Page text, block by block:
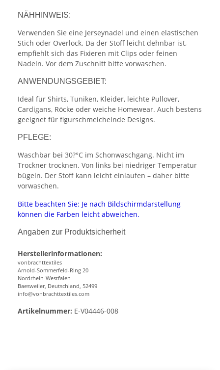
NÄHHINWEIS:
Verwenden Sie eine Jerseynadel und einen elastischen
Stich oder Overlock. Da der Stoff leicht dehnbar ist,
empfiehlt sich das Fixieren mit Clips oder feinen
Nadeln. Vor dem Zuschnitt bitte vorwaschen.
ANWENDUNGSGEBIET:
Ideal für Shirts, Tuniken, Kleider, leichte Pullover,
Cardigans, Röcke oder weiche Homewear. Auch bestens
geeignet für figurschmeichelnde Designs.
PFLEGE:
Waschbar bei 30?°C im Schonwaschgang. Nicht im
Trockner trocknen. Von links bei niedriger Temperatur
bügeln. Der Stoff kann leicht einlaufen – daher bitte
vorwaschen.
Bitte beachten Sie: Je nach Bildschirmdarstellung
können die Farben leicht abweichen.
Angaben zur Produktsicherheit
Herstellerinformationen:
vonbrachttextiles
Arnold-Sommerfeld-Ring 20
Nordrhein-Westfalen
Baesweiler, Deutschland, 52499
info@vonbrachttextiles.com
Artikelnummer: E-V04446-008